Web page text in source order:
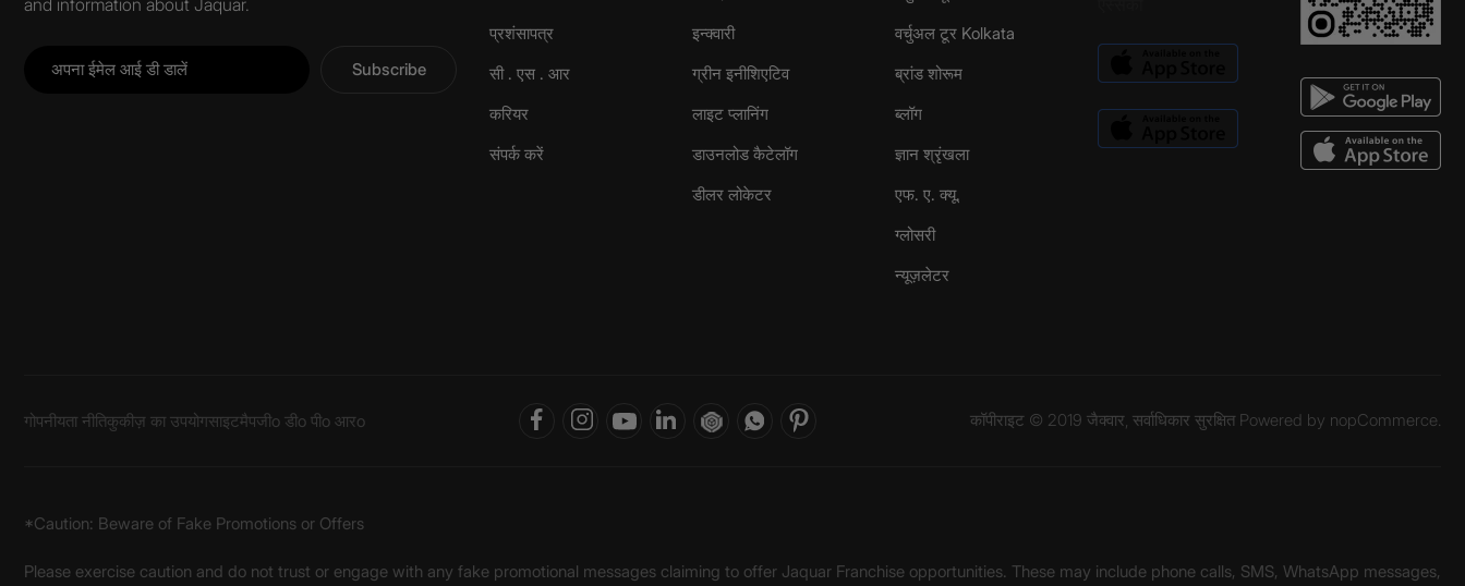
Subscribe
प्रशंसापत्र
सी . एस . आर
करियर
संपर्क करें
इन्क्वारी
ग्रीन इनीशिएटिव
लाइट प्लानिंग
डाउनलोड कैटेलॉग
डीलर लोकेटर
वर्चुअल टूर Kolkata
ब्रांड शोरूम
ब्लॉग
ज्ञान श्रृंखला
एफ. ए. क्यू.
ग्लोसरी
न्यूज़लेटर
गोपनीयता नीतिकुकीज़ का उपयोगसाइटमैपजीo डीo पीo आरo कॉपीराइट © 2019 जैक्वार, सर्वाधिकार सुरक्षित Powered by nopCommerce.
*Caution: Beware of Fake Promotions or Offers
Please exercise caution and do not trust or engage with any fake promotional messages claiming to offer Jaquar Franchise opportunities. These may include phone calls, SMS, WhatsApp messages,